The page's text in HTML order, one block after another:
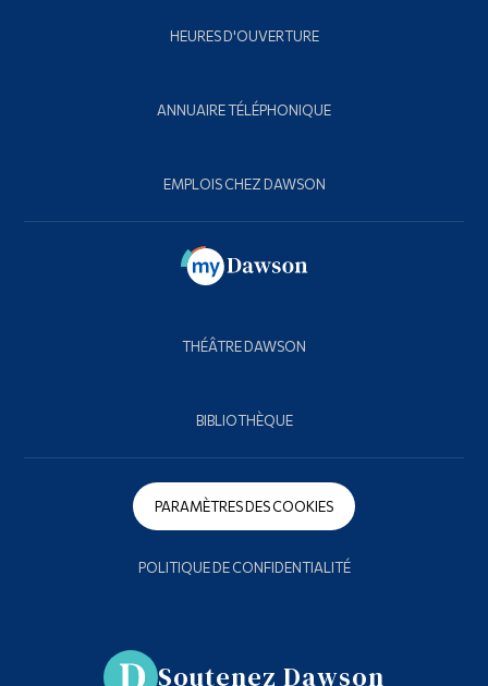
HEURES D'OUVERTURE
ANNUAIRE TÉLÉPHONIQUE
EMPLOIS CHEZ DAWSON
THÉÂTRE DAWSON
BIBLIOTHÈQUE
PARAMÈTRES DES COOKIES
POLITIQUE DE CONFIDENTIALITÉ
Soutenez Dawson